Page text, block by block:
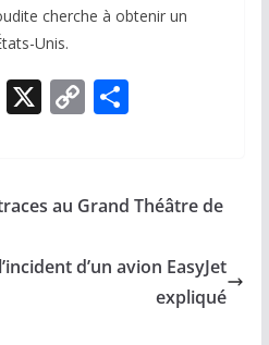
cherche à obtenir un
Unis.
n
X C
y
n
P
g
au Grand Théâtre de
d’un avion EasyJet
expliqué